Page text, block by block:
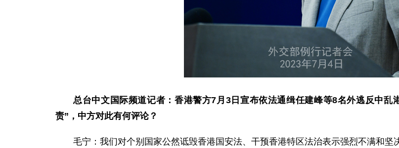
总台中文国际频道记者：香港警方7月3日宣布依法通缉任建峰等8名外逃反中
责”，中方对此有何评论？
毛宁：我们对个别国家公然诋毁香港国安法、干预香港特区法治表示强烈不满和坚